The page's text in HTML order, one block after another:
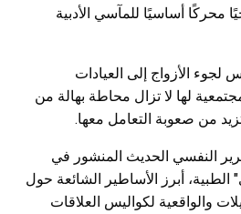
محركًا أساسيًا للمآسي الأدبية
الأزواج إلى العيادات
لها لا تزال محاطة بهالة من
من صعوبة التعامل معها.
النفسي الحديث المنشور في
أبرز الأساطير الشائعة حول
والواقعية لكواليس العلاقات